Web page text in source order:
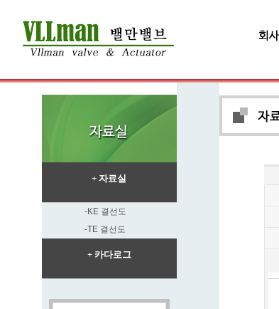
+ 자료실
-KE 결선도
-TE 결선도
+ 카다로그